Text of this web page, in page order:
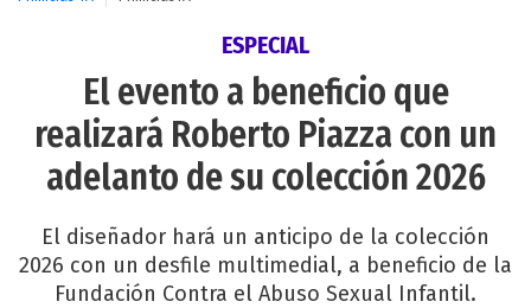
ESPECIAL
El evento a beneficio que
realizará Roberto Piazza con un
adelanto de su colección 2026
El diseñador hará un anticipo de la colección
2026 con un desfile multimedial, a beneficio de la
Fundación Contra el Abuso Sexual Infantil.